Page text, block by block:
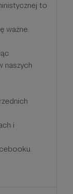
to
ważne.
naszych
i